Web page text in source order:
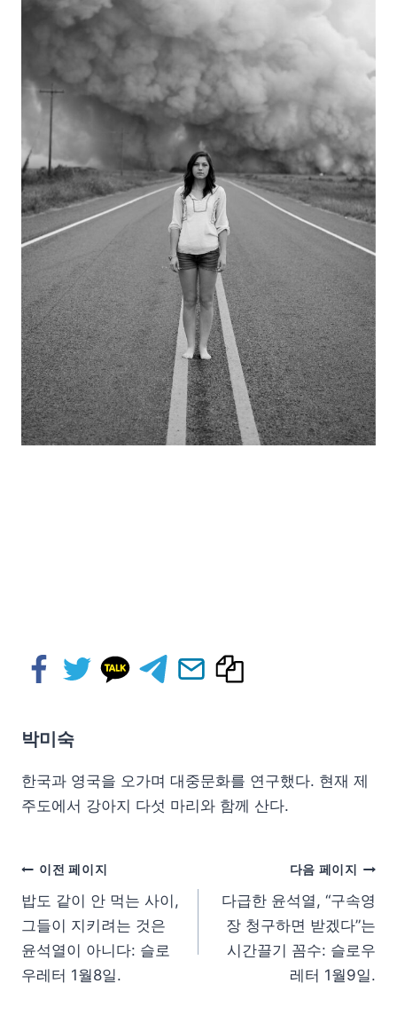
박미숙
한국과 영국을 오가며 대중문화를 연구했다. 현재 제
주도에서 강아지 다섯 마리와 함께 산다.
이전 페이지
밥도 같이 안 먹는 사이,
그들이 지키려는 것은
윤석열이 아니다: 슬로
우레터 1월8일.
다음 페이지
다급한 윤석열, “구속영
장 청구하면 받겠다”는
시간끌기 꼼수: 슬로우
레터 1월9일.